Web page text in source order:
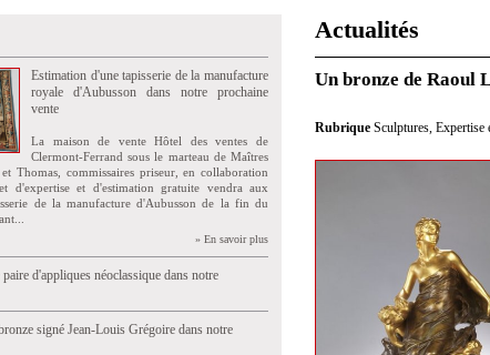
Estimation d'une tapisserie de la manufacture
royale d'Aubusson dans notre prochaine
vente
La maison de vente Hôtel des ventes de
Clermont-Ferrand sous le marteau de Maîtres
Thomas, commissaires priseur, en collaboration
d'expertise et d'estimation gratuite vendra aux
de la manufacture d'Aubusson de la fin du
» En savoir plus
d'appliques néoclassique dans notre
signé Jean-Louis Grégoire dans notre
Actualités
Un bronze de Raoul
Rubrique Sculptures, Expertise